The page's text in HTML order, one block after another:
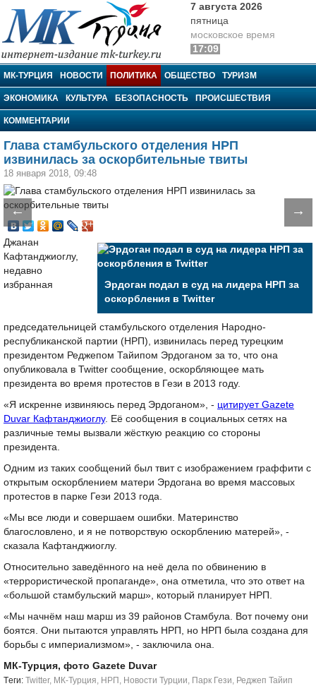
МК-Турция
7 августа 2026
пятница
московское время
17:09
МК-ТУРЦИЯ НОВОСТИ ПОЛИТИКА ОБЩЕСТВО ТУРИЗМ
ЭКОНОМИКА КУЛЬТУРА БЕЗОПАСНОСТЬ ПРОИСШЕСТВИЯ
КОММЕНТАРИИ
Глава стамбульского отделения НРП
извинилась за оскорбительные твиты
18 января 2018, 09:48
← →
Эрдоган подал в суд на лидера НРП за
оскорбления в Twitter
Джанан
Кафтанджиоглу,
недавно
избранная
председательницей стамбульского отделения Народно-
республиканской партии (НРП), извинилась перед турецким
президентом Реджепом Тайипом Эрдоганом за то, что она
опубликовала в Twitter сообщение, оскорбляющее мать
президента во время протестов в Гези в 2013 году.
«Я искренне извиняюсь перед Эрдоганом», - цитирует Gazete
Duvar Кафтанджиоглу. Её сообщения в социальных сетях на
различные темы вызвали жёсткую реакцию со стороны
президента.
Одним из таких сообщений был твит с изображением граффити с
открытым оскорблением матери Эрдогана во время массовых
протестов в парке Гези 2013 года.
«Мы все люди и совершаем ошибки. Материнство
благословлено, и я не потворствую оскорблению матерей», -
сказала Кафтанджиоглу.
Относительно заведённого на неё дела по обвинению в
«террористической пропаганде», она отметила, что это ответ на
«большой стамбульский марш», который планирует НРП.
«Мы начнём наш марш из 39 районов Стамбула. Вот почему они
боятся. Они пытаются управлять НРП, но НРП была создана для
борьбы с империализмом», - заключила она.
МК-Турция, фото Gazete Duvar
Tеги: Twitter, МК-Турция, НРП , Новости Турции, Парк Гези, Реджеп Тайип